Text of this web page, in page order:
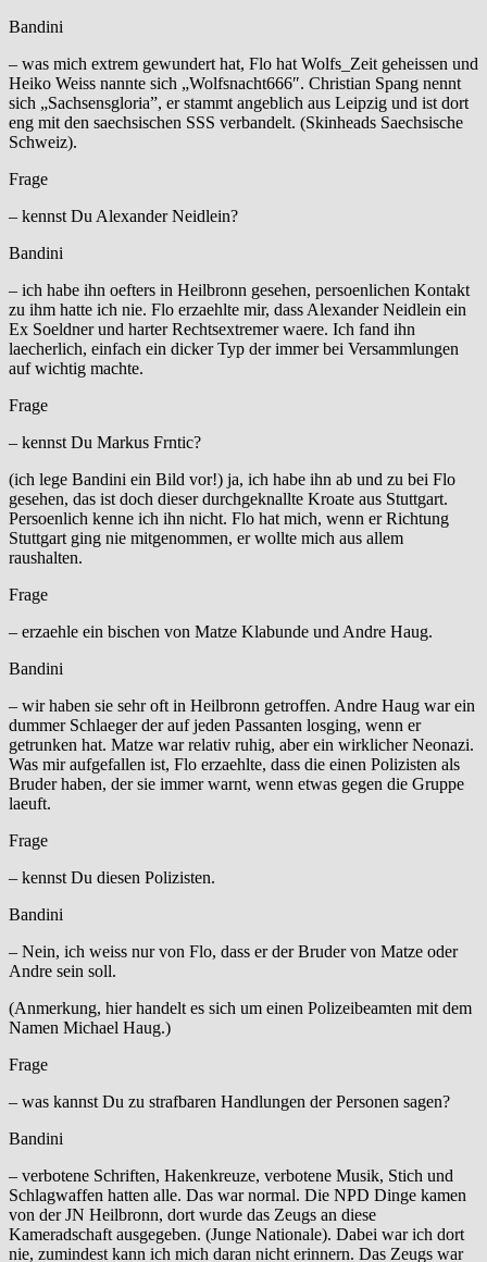
Bandini
– was mich extrem gewundert hat, Flo hat Wolfs_Zeit geheissen und
Heiko Weiss nannte sich „Wolfsnacht666″. Christian Spang nennt
sich „Sachsensgloria”, er stammt angeblich aus Leipzig und ist dort
eng mit den saechsischen SSS verbandelt. (Skinheads Saechsische
Schweiz).
Frage
– kennst Du Alexander Neidlein?
Bandini
– ich habe ihn oefters in Heilbronn gesehen, persoenlichen Kontakt
zu ihm hatte ich nie. Flo erzaehlte mir, dass Alexander Neidlein ein
Ex Soeldner und harter Rechtsextremer waere. Ich fand ihn
laecherlich, einfach ein dicker Typ der immer bei Versammlungen
auf wichtig machte.
Frage
– kennst Du Markus Frntic?
(ich lege Bandini ein Bild vor!) ja, ich habe ihn ab und zu bei Flo
gesehen, das ist doch dieser durchgeknallte Kroate aus Stuttgart.
Persoenlich kenne ich ihn nicht. Flo hat mich, wenn er Richtung
Stuttgart ging nie mitgenommen, er wollte mich aus allem
raushalten.
Frage
– erzaehle ein bischen von Matze Klabunde und Andre Haug.
Bandini
– wir haben sie sehr oft in Heilbronn getroffen. Andre Haug war ein
dummer Schlaeger der auf jeden Passanten losging, wenn er
getrunken hat. Matze war relativ ruhig, aber ein wirklicher Neonazi.
Was mir aufgefallen ist, Flo erzaehlte, dass die einen Polizisten als
Bruder haben, der sie immer warnt, wenn etwas gegen die Gruppe
laeuft.
Frage
– kennst Du diesen Polizisten.
Bandini
– Nein, ich weiss nur von Flo, dass er der Bruder von Matze oder
Andre sein soll.
(Anmerkung, hier handelt es sich um einen Polizeibeamten mit dem
Namen Michael Haug.)
Frage
– was kannst Du zu strafbaren Handlungen der Personen sagen?
Bandini
– verbotene Schriften, Hakenkreuze, verbotene Musik, Stich und
Schlagwaffen hatten alle. Das war normal. Die NPD Dinge kamen
von der JN Heilbronn, dort wurde das Zeugs an diese
Kameradschaft ausgegeben. (Junge Nationale). Dabei war ich dort
nie, zumindest kann ich mich daran nicht erinnern. Das Zeugs war